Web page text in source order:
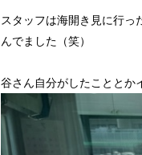
スタッフは海開き見に行っ
んでました（笑）
谷さん自分がしたこととか